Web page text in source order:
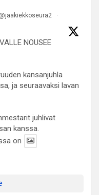
@jaakiekkoseura2
·
NOUSEE
kansanjuhla
ja seuraavaksi lavan
juhlivat
kanssa.
on